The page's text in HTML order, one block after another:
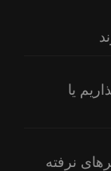
یا
نرفته